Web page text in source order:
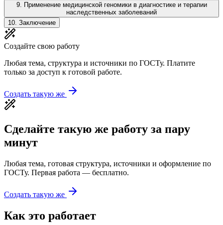
9.
Применение медицинской геномики в диагностике и терапии
наследственных заболеваний
10 Заключение
Создайте свою работу
Любая тема, структура и источники по ГОСТу. Платите
только за доступ к готовой работе.
Создать такую же
Сделайте такую же работу за пару
минут
Любая тема, готовая структура, источники и оформление по
ГОСТу. Первая работа — бесплатно.
Создать такую же
Как это работает